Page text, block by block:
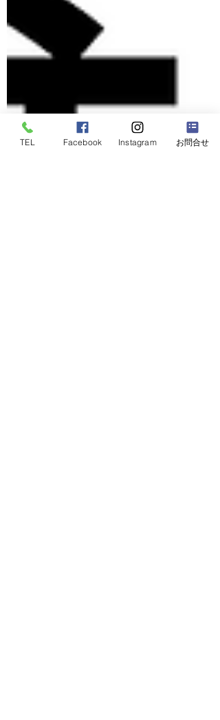
TEL Facebook Instagram お問合せ